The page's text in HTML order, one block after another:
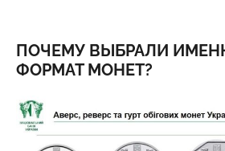
ПОЧЕМУ ВЫБРАЛИ
ФОРМАТ МОНЕТ?